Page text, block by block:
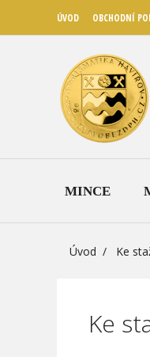
ÚVOD OBCHODNÍ
MINCE
Úvod Ke
Ke